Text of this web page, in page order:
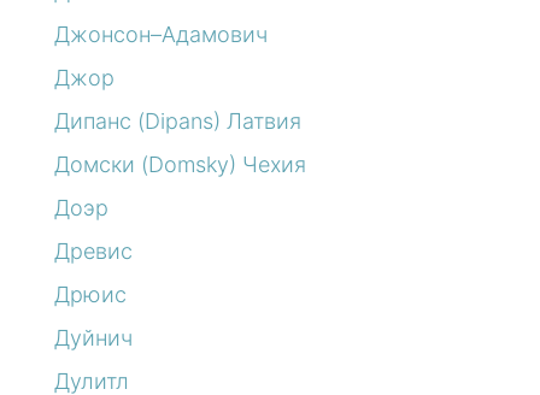
Джонсон–Адамович
Джор
Дипанс (Dipans) Латвия
Домски (Domsky) Чехия
Доэр
Древис
Дрюис
Дуйнич
Дулитл